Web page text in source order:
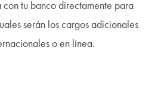
con tu banco directamente para
serán los cargos adicionales
o en línea.